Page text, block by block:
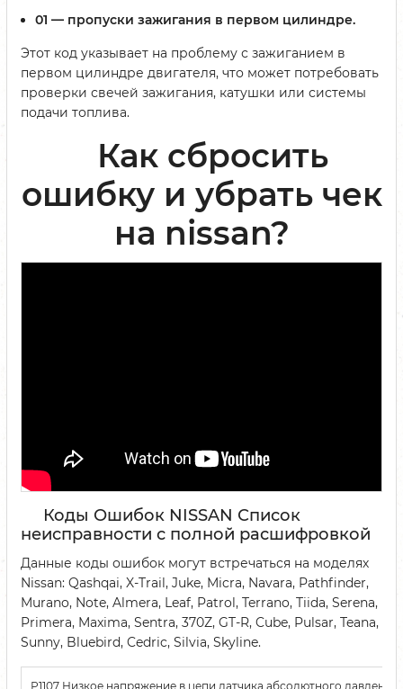
01 — пропуски зажигания в первом цилиндре.
Этот код указывает на проблему с зажиганием в
первом цилиндре двигателя, что может потребовать
проверки свечей зажигания, катушки или системы
подачи топлива.
Как сбросить
ошибку и убрать чек
на nissan?
Коды Ошибок NISSAN Список
неисправности с полной расшифровкой
Данные коды ошибок могут встречаться на моделях
Nissan: Qashqai, X-Trail, Juke, Micra, Navara, Pathfinder,
Murano, Note, Almera, Leaf, Patrol, Terrano, Tiida, Serena,
Primera, Maxima, Sentra, 370Z, GT-R, Cube, Pulsar, Teana,
Sunny, Bluebird, Cedric, Silvia, Skyline.
Р1107 Низкое напряжение в цепи датчика абсолютного давления